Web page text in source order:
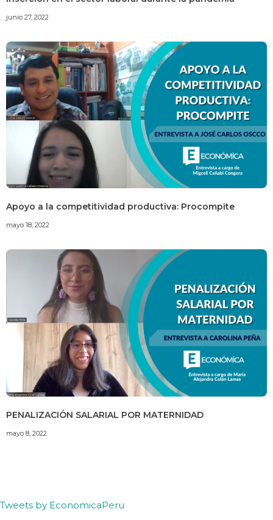
junio 27, 2022
Apoyo a la competitividad productiva: Procompite
mayo 18, 2022
PENALIZACIÓN SALARIAL POR MATERNIDAD
mayo 8, 2022
Tweets by EconomicaPeru